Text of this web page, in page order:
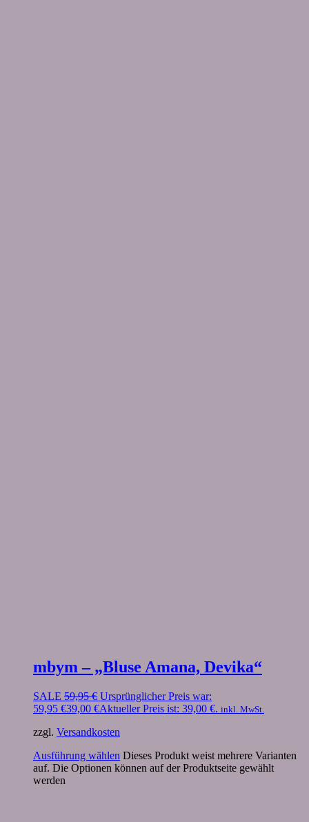
mbym – „Bluse Amana, Devika“
SALE 59,95€ Ursprünglicher Preis war:
59,95 €39,00 €Aktueller Preis ist: 39,00 €. inkl. MwSt.
zzgl. Versandkosten
Ausführung wählen Dieses Produkt weist mehrere Varianten
auf. Die Optionen können auf der Produktseite gewählt
werden